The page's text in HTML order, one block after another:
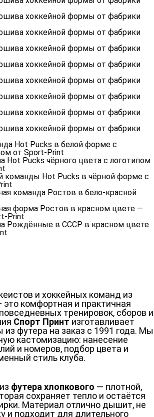
и хоккейных команд из
комфортная и практичная
тренировок, сборов и
Спорт Принт изготавливает
футера на заказ с 1991 года. Мы
кастомизацию: нанесение
и номеров, подбор цвета и
стиль клуба.
футера хлопкового — плотной,
сохраняет тепло и остаётся
Материал отлично дышит, не
и подходит для длительного